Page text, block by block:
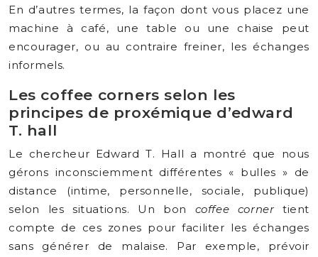
En d’autres termes, la façon dont vous placez une
machine à café, une table ou une chaise peut
encourager, ou au contraire freiner, les échanges
informels.
Les coffee corners selon les
principes de proxémique d’edward
T. hall
Le chercheur Edward T. Hall a montré que nous
gérons inconsciemment différentes « bulles » de
distance (intime, personnelle, sociale, publique)
selon les situations. Un bon coffee cornertient
compte de ces zones pour faciliter les échanges
sans générer de malaise. Par exemple, prévoir